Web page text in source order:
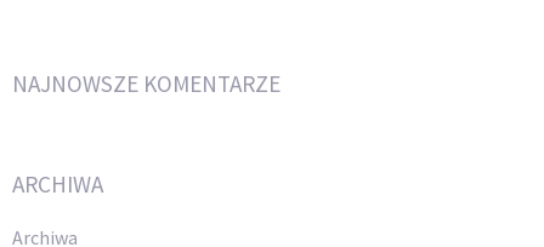
NAJNOWSZE KOMENTARZE
ARCHIWA
Archiwa